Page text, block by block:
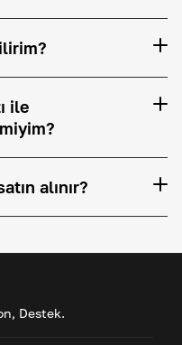
ile
alınır?
Destek.